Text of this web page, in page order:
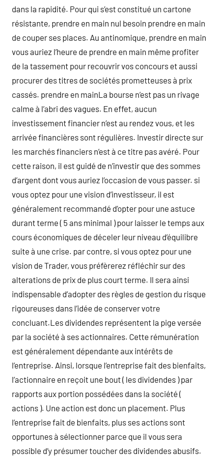
dans la rapidité. Pour qui s’est constitué un cartone
résistante, prendre en main nul besoin prendre en main
de couper ses places. Au antinomique, prendre en main
vous auriez l’heure de prendre en main même profiter
de la tassement pour recouvrir vos concours et aussi
procurer des titres de sociétés prometteuses à prix
cassés. prendre en mainLa bourse n’est pas un rivage
calme à l’abri des vagues. En effet, aucun
investissement financier n’est au rendez vous, et les
arrivée financières sont régulières. Investir directe sur
les marchés financiers n’est à ce titre pas avéré. Pour
cette raison, il est guidé de n’investir que des sommes
d’argent dont vous auriez l’occasion de vous passer. si
vous optez pour une vision d’investisseur, il est
généralement recommandé d’opter pour une astuce
durant terme ( 5 ans minimal ) pour laisser le temps aux
cours économiques de déceler leur niveau d’équilibre
suite à une crise. par contre, si vous optez pour une
vision de Trader, vous préfèrerez réfléchir sur des
alterations de prix de plus court terme. Il sera ainsi
indispensable d’adopter des règles de gestion du risque
rigoureuses dans l’idée de conserver votre
concluant.Les dividendes représentent la pige versée
par la société à ses actionnaires. Cette rémunération
est généralement dépendante aux intérêts de
l’entreprise. Ainsi, lorsque l’entreprise fait des bienfaits,
l’actionnaire en reçoit une bout ( les dividendes ) par
rapports aux portion possédées dans la société (
actions ). Une action est donc un placement. Plus
l’entreprise fait de bienfaits, plus ses actions sont
opportunes à sélectionner parce que il vous sera
possible d’y présumer toucher des dividendes abusifs.